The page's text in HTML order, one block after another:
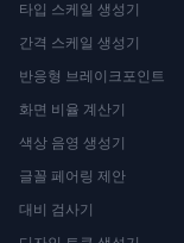
타입 스케일 생성기
간격 스케일 생성기
반응형 브레이크포인트
화면 비율 계산기
색상 음영 생성기
글꼴 페어링 제안
대비 검사기